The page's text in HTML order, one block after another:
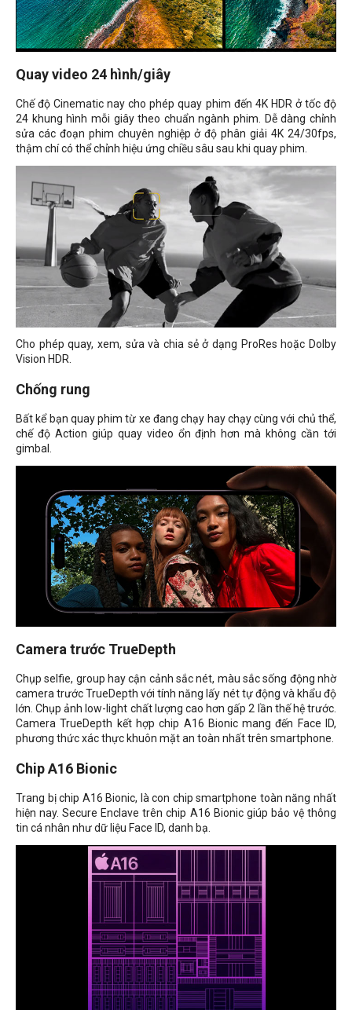
Quay video 24 hình/giây
Chế độ Cinematic nay cho phép quay phim đến 4K HDR ở tốc độ
24 khung hình mỗi giây theo chuẩn ngành phim. Dễ dàng chỉnh
sửa các đoạn phim chuyên nghiệp ở độ phân giải 4K 24/30fps,
thậm chí có thể chỉnh hiệu ứng chiều sâu sau khi quay phim.
Cho phép quay, xem, sửa và chia sẻ ở dạng ProRes hoặc Dolby
Vision HDR.
Chống rung
Bất kể bạn quay phim từ xe đang chạy hay chạy cùng với chủ thể,
chế độ Action giúp quay video ổn định hơn mà không cần tới
gimbal.
Camera trước TrueDepth
Chụp selfie, group hay cận cảnh sắc nét, màu sắc sống động nhờ
camera trước TrueDepth với tính năng lấy nét tự động và khẩu độ
lớn. Chụp ảnh low-light chất lượng cao hơn gấp 2 lần thế hệ trước.
Camera TrueDepth kết hợp chip A16 Bionic mang đến Face ID,
phương thức xác thực khuôn mặt an toàn nhất trên smartphone.
Chip A16 Bionic
Trang bị chip A16 Bionic, là con chip smartphone toàn năng nhất
hiện nay. Secure Enclave trên chip A16 Bionic giúp bảo vệ thông
tin cá nhân như dữ liệu Face ID, danh bạ.